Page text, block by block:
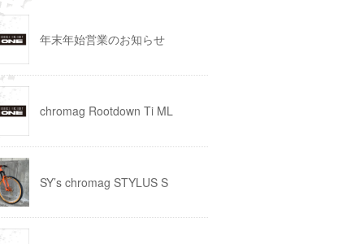
年末年始営業のお知らせ
chromag Rootdown Ti ML
SY’s chromag STYLUS S